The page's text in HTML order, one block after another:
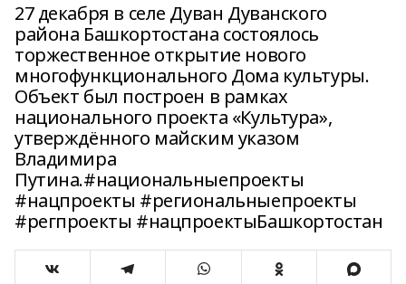
27 декабря в селе Дуван Дуванского
района Башкортостана состоялось
торжественное открытие нового
многофункционального Дома культуры.
Объект был построен в рамках
национального проекта «Культура»,
утверждённого майским указом
Владимира
Путина.#национальныепроекты
#нацпроекты #региональныепроекты
#регпроекты #нацпроектыБашкортостан